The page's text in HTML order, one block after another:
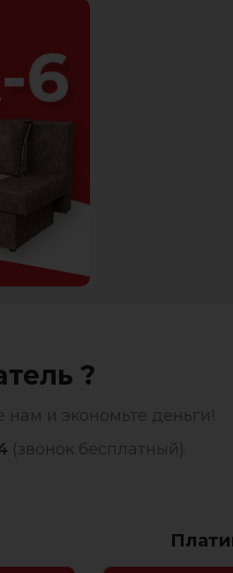
?
и экономьте деньги!
(звонок бесплатный).